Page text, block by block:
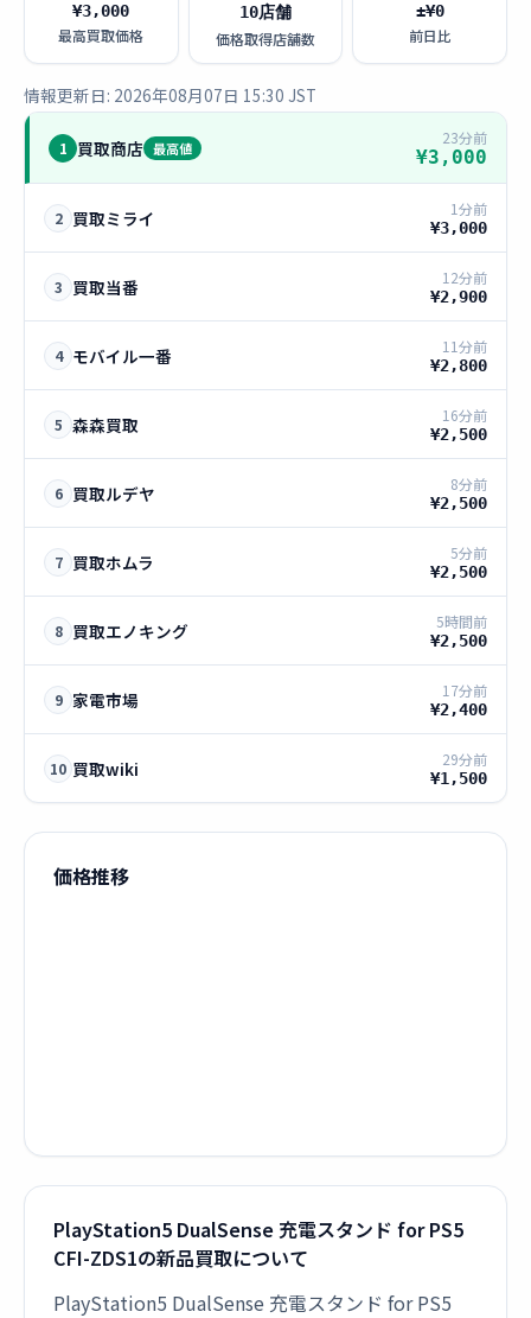
¥3,000
最高買取価格
10店舗
価格取得店舗数
±¥0
前日比
情報更新日: 2026年08月07日 15:30 JST
1 買取商店 最高値
23分前
¥3,000
2 買取ミライ 1分前
¥3,000
3 買取当番 12分前
¥2,900
4 モバイル一番 11分前
¥2,800
5 森森買取 16分前
¥2,500
6 買取ルデヤ 8分前
¥2,500
7 買取ホムラ 5分前
¥2,500
8 買取エノキング 5時間前
¥2,500
9 家電市場 17分前
¥2,400
10 買取wiki 29分前
¥1,500
価格推移
PlayStation5 DualSense 充電スタンド for PS5
CFI-ZDS1の新品買取について
PlayStation5 DualSense 充電スタンド for PS5